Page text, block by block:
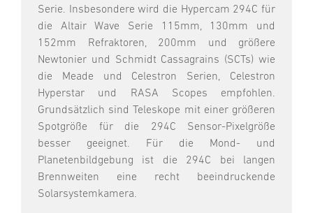
Serie. Insbesondere wird die Hypercam 294C für
die Altair Wave Serie 115mm, 130mm und
152mm Refraktoren, 200mm und größere
Newtonier und Schmidt Cassagrains (SCTs) wie
die Meade und Celestron Serien, Celestron
Hyperstar und RASA Scopes empfohlen.
Grundsätzlich sind Teleskope mit einer größeren
Spotgröße für die 294C Sensor-Pixelgröße
besser geeignet. Für die Mond- und
Planetenbildgebung ist die 294C bei langen
Brennweiten eine recht beeindruckende
Solarsystemkamera.